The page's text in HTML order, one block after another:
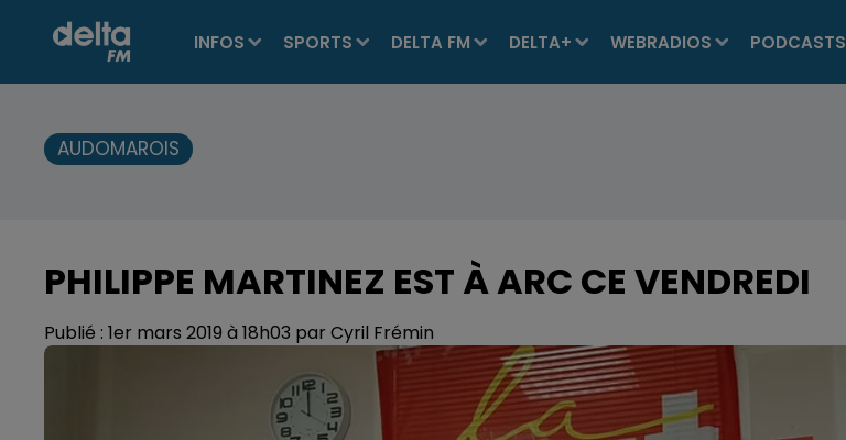
INFOS SPORTS DELTA FM DELTA+ WEBRADIOS PODCASTS
AUDOMAROIS
PHILIPPE MARTINEZ EST À ARC CE VENDREDI
Publié : 1er mars 2019 à 18h03 par Cyril Frémin